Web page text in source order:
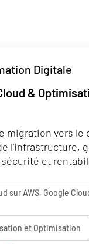
Digitale
&
migration vers le
l'infrastructure,
et
sur AWS, Google
et Optimisation